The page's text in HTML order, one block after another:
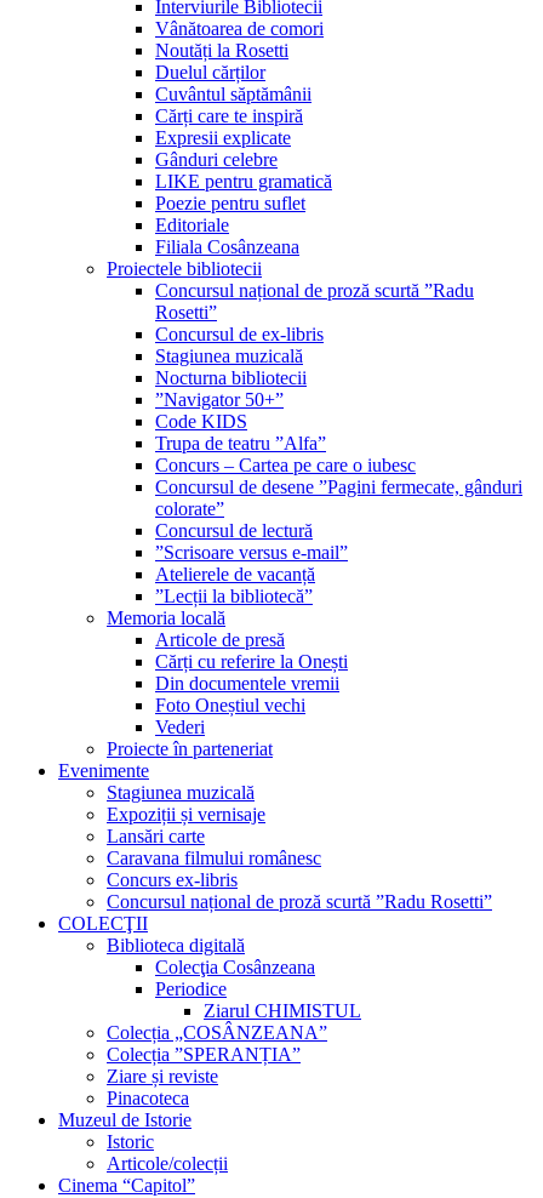
Interviurile Bibliotecii
Vânătoarea de comori
Noutăți la Rosetti
Duelul cărților
Cuvântul săptămânii
Cărți care te inspiră
Expresii explicate
Gânduri celebre
LIKE pentru gramatică
Poezie pentru suflet
Editoriale
Filiala Cosânzeana
Proiectele bibliotecii
Concursul național de proză scurtă ”Radu
Rosetti”
Concursul de ex-libris
Stagiunea muzicală
Nocturna bibliotecii
”Navigator 50+”
Code KIDS
Trupa de teatru ”Alfa”
Concurs – Cartea pe care o iubesc
Concursul de desene ”Pagini fermecate, gânduri
colorate”
Concursul de lectură
”Scrisoare versus e-mail”
Atelierele de vacanță
”Lecții la bibliotecă”
Memoria locală
Articole de presă
Cărți cu referire la Onești
Din documentele vremii
Foto Oneștiul vechi
Vederi
Proiecte în parteneriat
Evenimente
Stagiunea muzicală
Expoziții și vernisaje
Lansări carte
Caravana filmului românesc
Concurs ex-libris
Concursul național de proză scurtă ”Radu Rosetti”
COLECŢII
Biblioteca digitală
Colecţia Cosânzeana
Periodice
Ziarul CHIMISTUL
Colecția „COSÂNZEANA”
Colecția ”SPERANȚIA”
Ziare și reviste
Pinacoteca
Muzeul de Istorie
Istoric
Articole/colecții
Cinema “Capitol”